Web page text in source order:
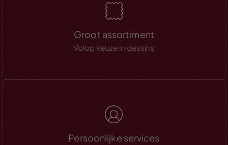
Groot assortiment
Volop keuze in dessins
Persoonlijke services